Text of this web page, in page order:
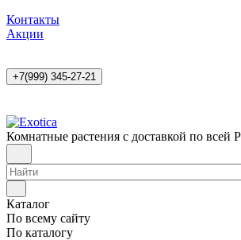
Контакты
Акции
+7(999) 345-27-21
Комнатные растения с доставкой по всей
Каталог
По всему сайту
По каталогу